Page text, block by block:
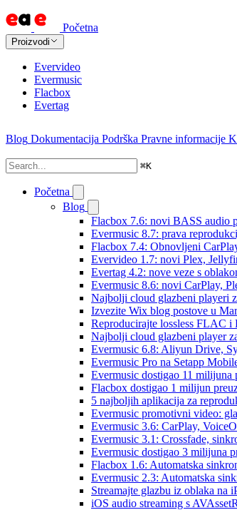
Početna
Proizvodi
Evervideo
Evermusic
Flacbox
Evertag
Blog Dokumentacija Podrška Pravne informacije
⌘K
Početna
Blog
Flacbox 7.6: novi BASS audio
Evermusic 8.7: prava
Flacbox 7.4: Obnovljeni
Evervideo 1.7: novi Plex,
Evertag 4.2: nove veze s
Evermusic 8.6: novi CarPlay,
Najbolji cloud glazbeni playeri
Izvezite Wix blog postove u
Reproducirajte lossless FLAC
Najbolji cloud glazbeni player
Evermusic 6.8: Aliyun Drive,
Evermusic Pro na Setapp
Evermusic dostigao 11 milijuna
Flacbox dostigao 1 milijun
5 najboljih aplikacija za
Evermusic promotivni video:
Evermusic 3.6: CarPlay,
Evermusic 3.1: Crossfade,
Evermusic dostigao 3 milijuna
Flacbox 1.6: Automatska
Evermusic 2.3: Automatska
Streamajte glazbu iz oblaka na
iOS audio streaming s